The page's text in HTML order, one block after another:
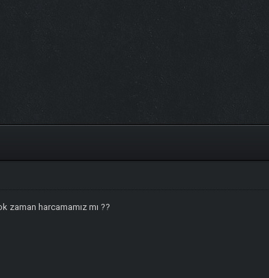
zaman harcamamız mı ??